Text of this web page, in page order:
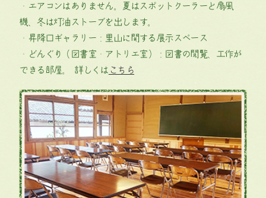
・エアコンはありません。夏はスポットクーラーと扇風
機、冬は灯油ストーブを出します。
・昇降口ギャラリー：里山に関する展示スペース
・どんぐり（図書室・アトリエ室）：図書の閲覧、工作が
できる部屋。 詳しくは こちら